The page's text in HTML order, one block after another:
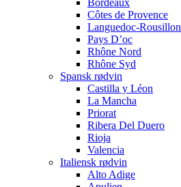
Bordeaux
Côtes de Provence
Languedoc-Rousillon
Pays D’oc
Rhône Nord
Rhône Syd
Spansk rødvin
Castilla y Léon
La Mancha
Priorat
Ribera Del Duero
Rioja
Valencia
Italiensk rødvin
Alto Adige